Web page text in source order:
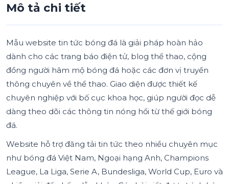
Mô tả chi tiết
Mẫu website tin tức bóng đá là giải pháp hoàn hảo
dành cho các trang báo điện tử, blog thể thao, cộng
đồng người hâm mộ bóng đá hoặc các đơn vị truyền
thông chuyên về thể thao. Giao diện được thiết kế
chuyên nghiệp với bố cục khoa học, giúp người đọc dễ
dàng theo dõi các thông tin nóng hổi từ thế giới bóng
đá.
Website hỗ trợ đăng tải tin tức theo nhiều chuyên mục
như bóng đá Việt Nam, Ngoại hạng Anh, Champions
League, La Liga, Serie A, Bundesliga, World Cup, Euro và